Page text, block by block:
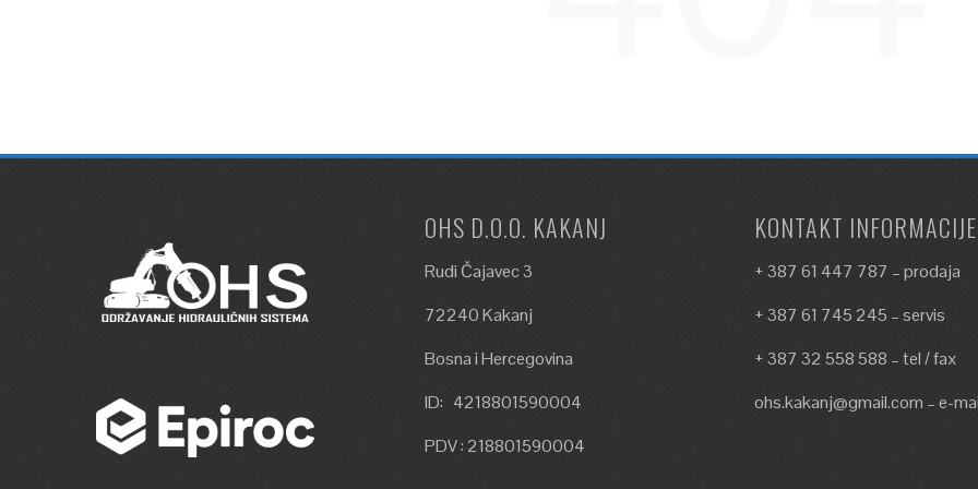
OHS D.O.O. KAKANJ
Rudi Čajavec 3
72240 Kakanj
Bosna i Hercegovina
ID: 4218801590004
PDV : 218801590004
KONTAKT INFORMACIJE
+ 387 61 447 787 – prodaja
+ 387 61 745 245 – servis
+ 387 32 558 588 – tel / fax
ohs.kakanj@gmail.com – e-